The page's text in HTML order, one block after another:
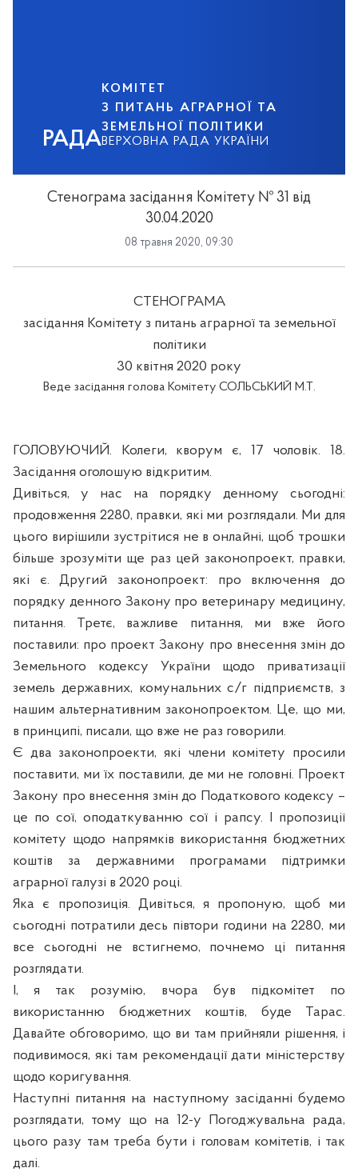
РАДА
КОМІТЕТ
З ПИТАНЬ АГРАРНОЇ ТА
ЗЕМЕЛЬНОЇ ПОЛІТИКИ
ВЕРХОВНА РАДА УКРАЇНИ
Стенограма засідання Комітету № 31 від
30.04.2020
08 травня 2020, 09:30
СТЕНОГРАМА
засідання Комітету з питань аграрної та земельної
політики
30 квітня 2020 року
Веде засідання голова КомітетуСОЛЬСЬКИЙ М.Т.
ГОЛОВУЮЧИЙ. Колеги, кворум є, 17 чоловік. 18.
Засідання оголошую відкритим.
Дивіться, у нас на порядку денному сьогодні:
продовження 2280, правки, які ми розглядали. Ми для
цього вирішили зустрітися не в онлайні, щоб трошки
більше зрозуміти ще раз цей законопроект, правки,
які є. Другий законопроект: про включення до
порядку денного Закону про ветеринару медицину,
питання. Третє, важливе питання, ми вже його
поставили: про проект Закону про внесення змін до
Земельного кодексу України щодо приватизації
земель державних, комунальних с/г підприємств, з
нашим альтернативним законопроектом. Це, що ми,
в принципі, писали, що вже не раз говорили.
Є два законопроекти, які члени комітету просили
поставити, ми їх поставили, де ми не головні. Проект
Закону про внесення змін до Податкового кодексу –
це по сої, оподаткуванню сої і рапсу. І пропозиції
комітету щодо напрямків використання бюджетних
коштів за державними програмами підтримки
аграрної галузі в 2020 році.
Яка є пропозиція. Дивіться, я пропоную, щоб ми
сьогодні потратили десь півтори години на 2280, ми
все сьогодні не встигнемо, почнемо ці питання
розглядати.
І, я так розумію, вчора був підкомітет по
використанню бюджетних коштів, буде Тарас.
Давайте обговоримо, що ви там прийняли рішення, і
подивимося, які там рекомендації дати міністерству
щодо коригування.
Наступні питання на наступному засіданні будемо
розглядати, тому що на 12-у Погоджувальна рада,
цього разу там треба бути і головам комітетів, і так
далі.